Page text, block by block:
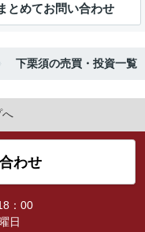
とめてお問い合わせ
下栗須の売買・投資一覧
へ
わせ
：00
日